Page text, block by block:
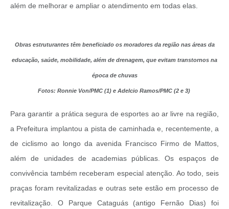
além de melhorar e ampliar o atendimento em todas elas.
Obras estruturantes têm beneficiado os moradores da região nas áreas da
educação, saúde, mobilidade, além de drenagem, que evitam transtornos na
época de chuvas
Fotos: Ronnie Von/PMC (1) e Adelcio Ramos/PMC (2 e 3)
Para garantir a prática segura de esportes ao ar livre na região,
a Prefeitura implantou a pista de caminhada e, recentemente, a
de ciclismo ao longo da avenida Francisco Firmo de Mattos,
além de unidades de academias públicas.Os espaços de
convivência também receberam especial atenção. Ao todo, seis
praças foram revitalizadas e outras sete estão em processo de
revitalização. O Parque Cataguás (antigo Fernão Dias) foi